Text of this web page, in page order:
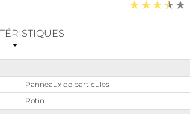
Panneaux de particules
Rotin